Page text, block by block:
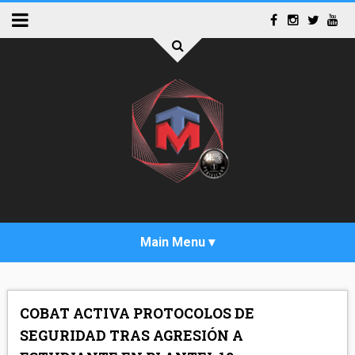
COBAT ACTIVA PROTOCOLOS DE
SEGURIDAD TRAS AGRESIÓN A